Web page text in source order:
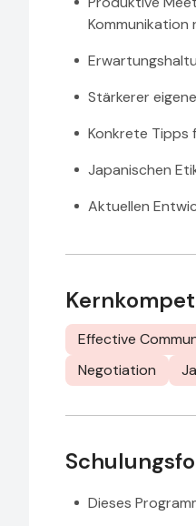
Stärkerer
Konkrete Tipps
Japanischen
Aktuellen
Effective
Negotiation
Dieses